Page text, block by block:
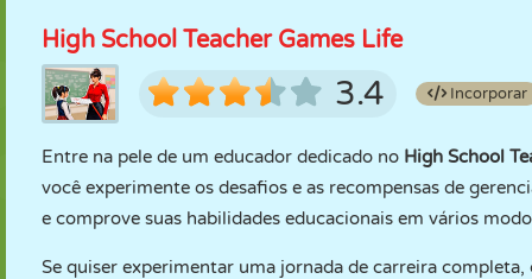
High School Teacher Games Life
3.4 Incorporar
Entre na pele de um educador dedicado no High School
você experimente os desafios e as recompensas de
e comprove suas habilidades educacionais em vários
Se quiser experimentar uma jornada de carreira